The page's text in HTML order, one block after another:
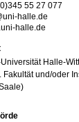
55 27 077
halle.de
halle.de
Halle-
Fakultät und/oder